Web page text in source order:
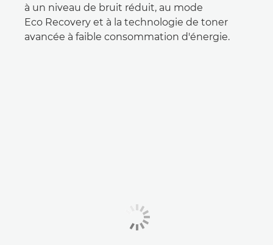
à un niveau de bruit réduit, au mode
Eco Recovery et à la technologie de toner
avancée à faible consommation d'énergie.